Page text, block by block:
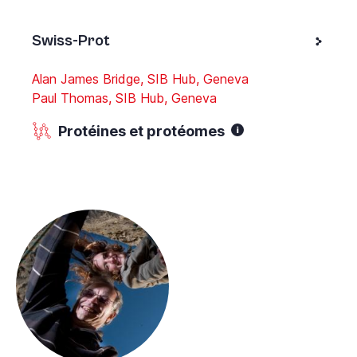
Swiss-Prot
Alan James Bridge, SIB Hub, Geneva
Paul Thomas, SIB Hub, Geneva
Protéines et protéomes